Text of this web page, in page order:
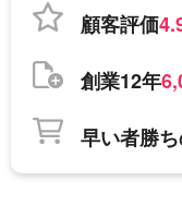
顧客評価
創業12年
早い者勝